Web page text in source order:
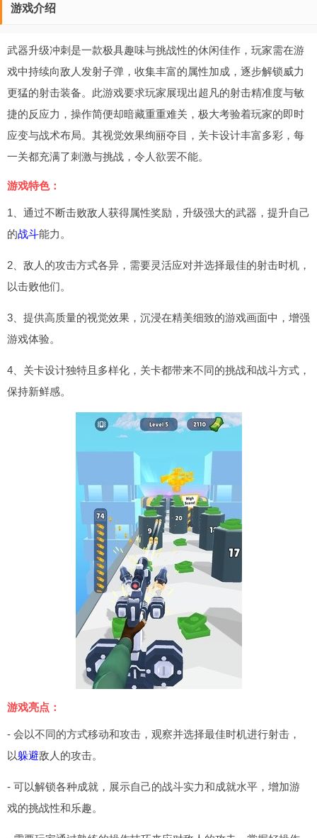
游戏介绍
武器升级冲刺是一款极具趣味与挑战性的休闲佳作，玩家需在游
戏中持续向敌人发射子弹，收集丰富的属性加成，逐步解锁威力
更猛的射击装备。此游戏要求玩家展现出超凡的射击精准度与敏
捷的反应力，操作简便却暗藏重重难关，极大考验着玩家的即时
应变与战术布局。其视觉效果绚丽夺目，关卡设计丰富多彩，每
一关都充满了刺激与挑战，令人欲罢不能。
游戏特色：
1、通过不断击败敌人获得属性奖励，升级强大的武器，提升自己
的战斗能力。
2、敌人的攻击方式各异，需要灵活应对并选择最佳的射击时机，
以击败他们。
3、提供高质量的视觉效果，沉浸在精美细致的游戏画面中，增强
游戏体验。
4、关卡设计独特且多样化，关卡都带来不同的挑战和战斗方式，
保持新鲜感。
游戏亮点：
- 会以不同的方式移动和攻击，观察并选择最佳时机进行射击，
以躲避敌人的攻击。
- 可以解锁各种成就，展示自己的战斗实力和成就水平，增加游
戏的挑战性和乐趣。